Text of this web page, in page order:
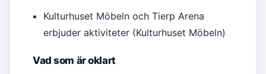
Kulturhuset Möbeln och Tierp Arena
erbjuder aktiviteter (Kulturhuset Möbeln)
Vad som är oklart